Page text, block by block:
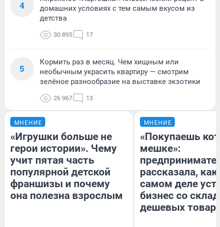
4
домашних условиях с тем самым вкусом из
детства
30 895 17
5
Кормить раз в месяц. Чем хищным или
необычным украсить квартиру — смотрим
зелёное разнообразие на выставке экзотики
26 967 13
МНЕНИЕ
«Игрушки больше не
герои истории». Чему
учит пятая часть
популярной детской
франшизы и почему
она полезна взрослым
МНЕНИЕ
«Покупаешь
мешке»:
рассказала, как
самом деле
бизнес со
дешевых